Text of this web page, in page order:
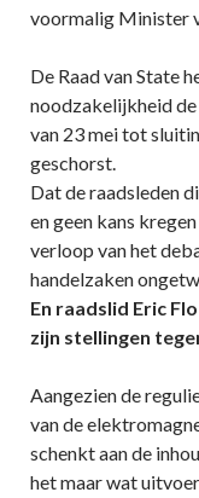
voormalig Minister
De Raad van State
noodzakelijkheid
van 23 mei tot
geschorst.
Dat de raadsleden
en geen kans
verloop van het
handelzaken
En raadslid Eric
zijn stellingen
Aangezien de
van de
schenkt aan de
het maar wat